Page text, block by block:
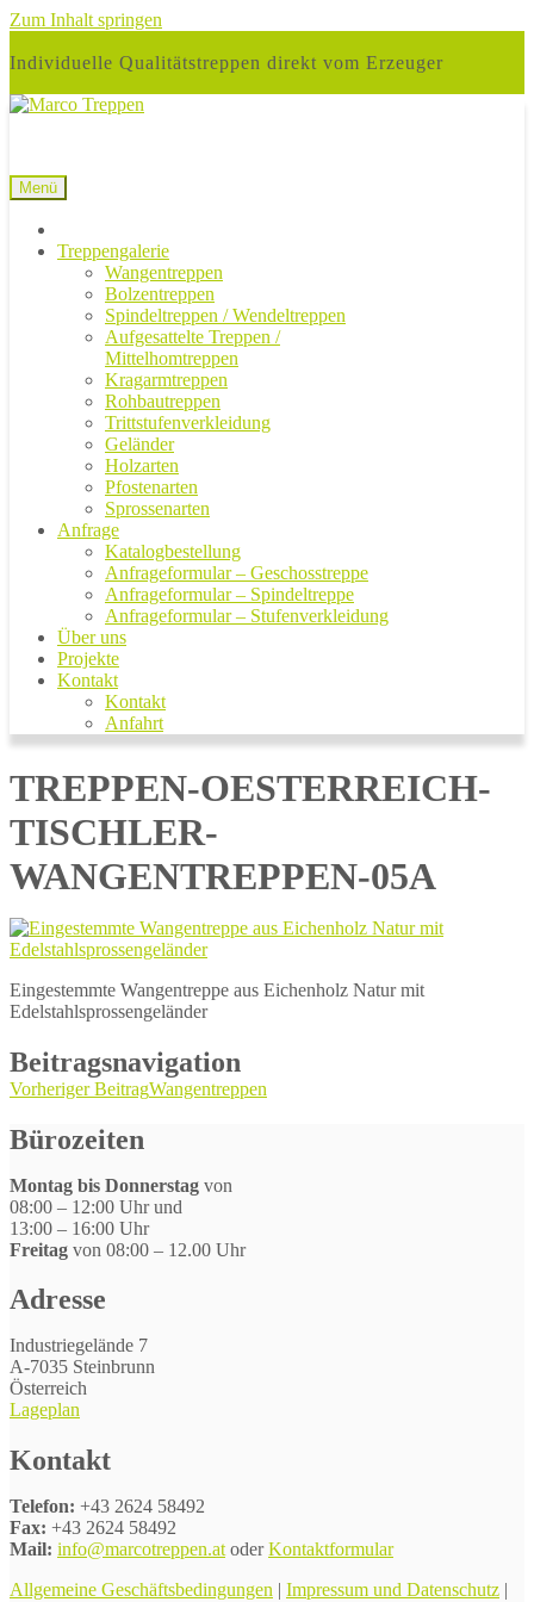
Zum Inhalt springen
Individuelle Qualitätstreppen direkt vom Erzeuger
Menü
Treppengalerie
Wangentreppen
Bolzentreppen
Spindeltreppen / Wendeltreppen
Aufgesattelte Treppen /
Mittelhomtreppen
Kragarmtreppen
Rohbautreppen
Trittstufenverkleidung
Geländer
Holzarten
Pfostenarten
Sprossenarten
Anfrage
Katalogbestellung
Anfrageformular – Geschosstreppe
Anfrageformular – Spindeltreppe
Anfrageformular – Stufenverkleidung
Über uns
Projekte
Kontakt
Kontakt
Anfahrt
TREPPEN-OESTERREICH-
TISCHLER-
WANGENTREPPEN-05A
Eingestemmte Wangentreppe aus Eichenholz Natur mit
Edelstahlsprossengeländer
Beitragsnavigation
Vorheriger BeitragWangentreppen
Bürozeiten
Montag bis Donnerstag von
08:00 – 12:00 Uhr und
13:00 – 16:00 Uhr
Freitag von 08:00 – 12.00 Uhr
Adresse
Industriegelände 7
A-7035 Steinbrunn
Österreich
Lageplan
Kontakt
Telefon: +43 2624 58492
Fax: +43 2624 58492
Mail: info@marcotreppen.at oderKontaktformular
Allgemeine Geschäftsbedingungen | Impressum und Datenschutz |